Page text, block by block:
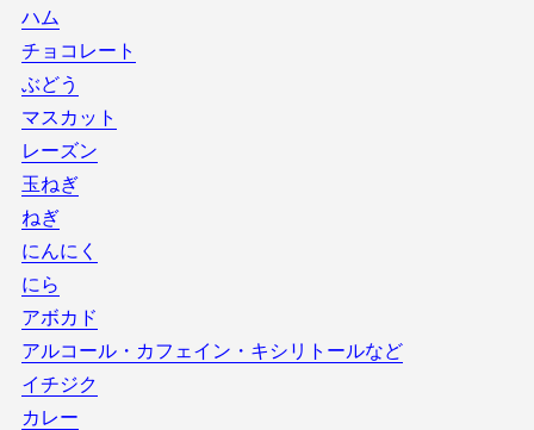
ハム
チョコレート
ぶどう
マスカット
レーズン
玉ねぎ
ねぎ
にんにく
にら
アボカド
アルコール・カフェイン・キシリトールなど
イチジク
カレー